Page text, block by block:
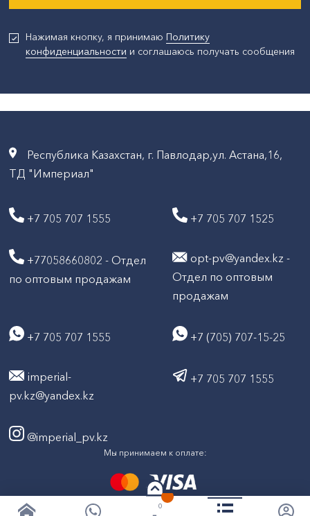
0
Нажимая кнопку, я принимаю Политику
конфиденциальности и соглашаюсь получать сообщения
Республика Казахстан, г. Павлодар,ул. Астана,16,
ТД "Империал"
+7 705 707 1555 +7 705 707 1525
+77058660802 - Отдел
по оптовым продажам
opt-pv@yandex.kz -
Отдел по оптовым
продажам
+7 705 707 1555 +7 (705) 707-15-25
imperial-
pv.kz@yandex.kz
+7 705 707 1555
@imperial_pv.kz
Мы принимаем к оплате:
Все права защищены © ТД "Империал" 2020-